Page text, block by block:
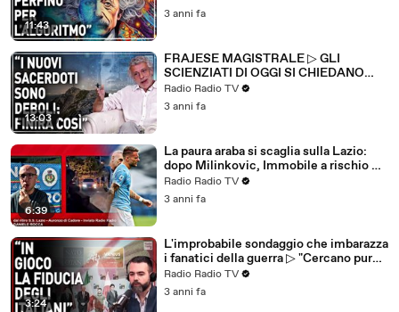
11:43
3 anni fa
13:03
FRAJESE MAGISTRALE ▷ GLI
SCIENZIATI DI OGGI SI CHIEDANO
PERCHÉ QUELLI DI IERI CREDEVANO
IN QUALCOSA
Radio Radio TV
3 anni fa
6:39
La paura araba si scaglia sulla Lazio:
dopo Milinkovic, Immobile a rischio ▷
Dal ritiro: "C'è preoccupazione"
Radio Radio TV
3 anni fa
3:24
L'improbabile sondaggio che imbarazza
i fanatici della guerra ▷ "Cercano pure
di attutire la botta"
Radio Radio TV
3 anni fa